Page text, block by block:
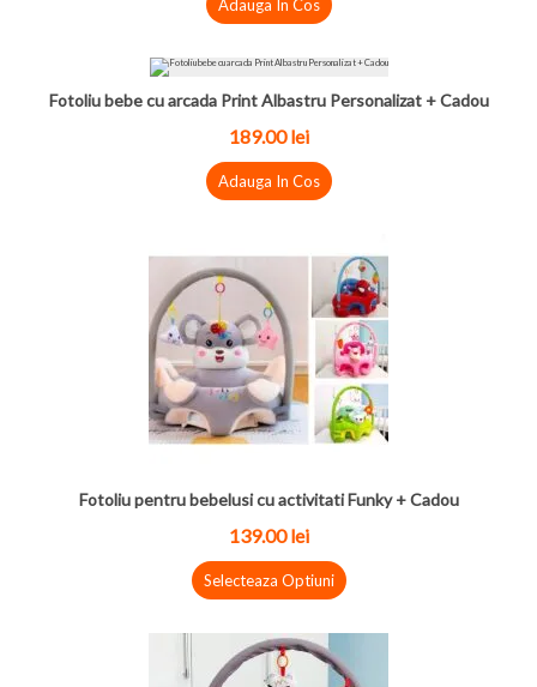
Adauga In Cos
Fotoliu bebe cu arcada Print Albastru Personalizat + Cadou
189.00 lei
Adauga In Cos
Fotoliu pentru bebelusi cu activitati Funky + Cadou
139.00 lei
Selecteaza Optiuni